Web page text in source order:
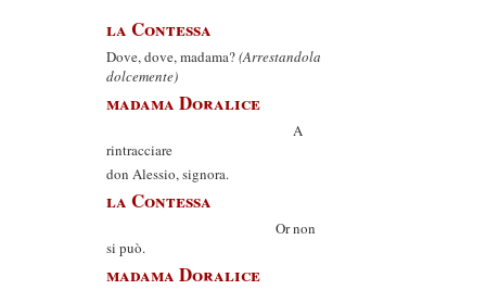
la Contessa
Dove, dove, madama?(Arrestandola
dolcemente)
madama Doralice
A
rintracciare
don Alessio, signora.
la Contessa
Or non
si può.
madama Doralice